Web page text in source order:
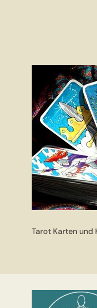
Tarot Karten und